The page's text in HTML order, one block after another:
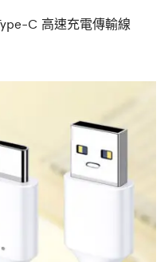
C 高速充電傳輸線